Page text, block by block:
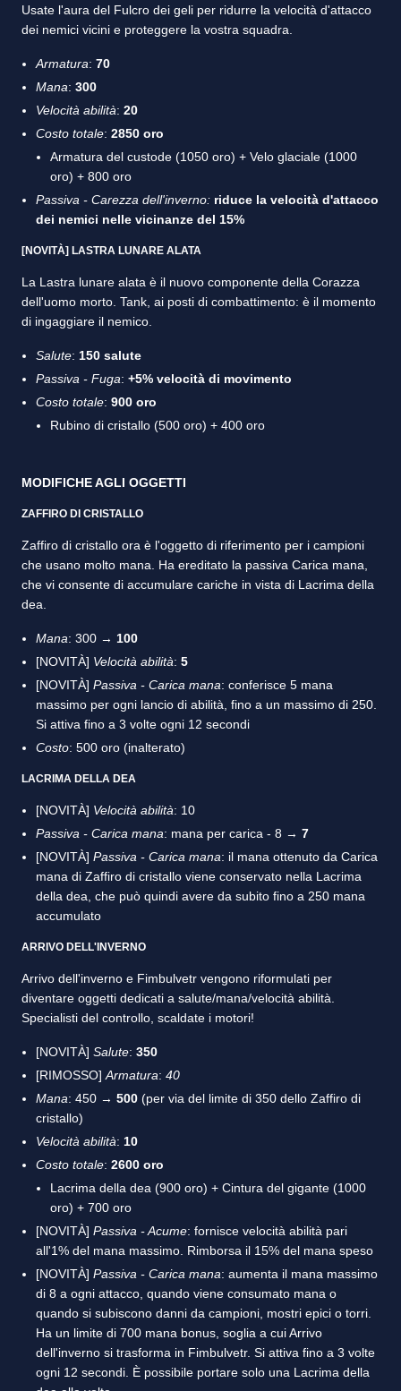
Usate l'aura del Fulcro dei geli per ridurre la velocità d'attacco
dei nemici vicini e proteggere la vostra squadra.
Armatura: 70
Mana: 300
Velocità abilità: 20
Costo totale: 2850 oro
Armatura del custode (1050 oro) + Velo glaciale (1000
oro) + 800 oro
Passiva - Carezza dell'inverno: riduce la velocità d'attacco
dei nemici nelle vicinanze del 15%
[NOVITÀ] LASTRA LUNARE ALATA
La Lastra lunare alata è il nuovo componente della Corazza
dell'uomo morto. Tank, ai posti di combattimento: è il momento
di ingaggiare il nemico.
Salute: 150 salute
Passiva - Fuga: +5% velocità di movimento
Costo totale: 900 oro
Rubino di cristallo (500 oro) + 400 oro
MODIFICHE AGLI OGGETTI
ZAFFIRO DI CRISTALLO
Zaffiro di cristallo ora è l'oggetto di riferimento per i campioni
che usano molto mana. Ha ereditato la passiva Carica mana,
che vi consente di accumulare cariche in vista di Lacrima della
dea.
Mana: 300 → 100
[NOVITÀ] Velocità abilità: 5
[NOVITÀ] Passiva - Carica mana: conferisce 5 mana
massimo per ogni lancio di abilità, fino a un massimo di 250.
Si attiva fino a 3 volte ogni 12 secondi
Costo: 500 oro (inalterato)
LACRIMA DELLA DEA
[NOVITÀ] Velocità abilità: 10
Passiva - Carica mana: mana per carica - 8 → 7
[NOVITÀ] Passiva - Carica mana: il mana ottenuto da Carica
mana di Zaffiro di cristallo viene conservato nella Lacrima
della dea, che può quindi avere da subito fino a 250 mana
accumulato
ARRIVO DELL'INVERNO
Arrivo dell'inverno e Fimbulvetr vengono riformulati per
diventare oggetti dedicati a salute/mana/velocità abilità.
Specialisti del controllo, scaldate i motori!
[NOVITÀ] Salute: 350
[RIMOSSO] Armatura: 40
Mana: 450 → 500 (per via del limite di 350 dello Zaffiro di
cristallo)
Velocità abilità: 10
Costo totale: 2600 oro
Lacrima della dea (900 oro) + Cintura del gigante (1000
oro) + 700 oro
[NOVITÀ] Passiva - Acume: fornisce velocità abilità pari
all'1% del mana massimo. Rimborsa il 15% del mana speso
[NOVITÀ] Passiva - Carica mana: aumenta il mana massimo
di 8 a ogni attacco, quando viene consumato mana o
quando si subiscono danni da campioni, mostri epici o torri.
Ha un limite di 700 mana bonus, soglia a cui Arrivo
dell'inverno si trasforma in Fimbulvetr. Si attiva fino a 3 volte
ogni 12 secondi. È possibile portare solo una Lacrima della